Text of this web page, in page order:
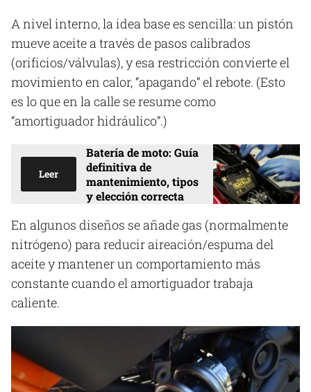
A nivel interno, la idea base es sencilla: un pistón
mueve aceite a través de pasos calibrados
(orificios/válvulas), y esa restricción convierte el
movimiento en calor, “apagando” el rebote. (Esto
es lo que en la calle se resume como
“amortiguador hidráulico”.)
Leer
Batería de moto: Guía
definitiva de
mantenimiento, tipos
y elección correcta
En algunos diseños se añade gas (normalmente
nitrógeno) para reducir aireación/espuma del
aceite y mantener un comportamiento más
constante cuando el amortiguador trabaja
caliente.